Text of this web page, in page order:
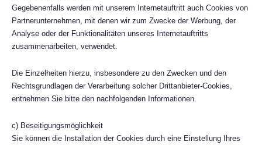
Gegebenenfalls werden mit unserem Internetauftritt auch Cookies von
Partnerunternehmen, mit denen wir zum Zwecke der Werbung, der
Analyse oder der Funktionalitäten unseres Internetauftritts
zusammenarbeiten, verwendet.
Die Einzelheiten hierzu, insbesondere zu den Zwecken und den
Rechtsgrundlagen der Verarbeitung solcher Drittanbieter-Cookies,
entnehmen Sie bitte den nachfolgenden Informationen.
c) Beseitigungsmöglichkeit
Sie können die Installation der Cookies durch eine Einstellung Ihres